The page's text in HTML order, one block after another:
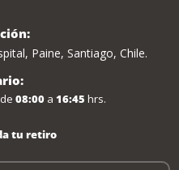
Paine, Santiago, Chile.
08:00 a 16:45 hrs.
tu retiro